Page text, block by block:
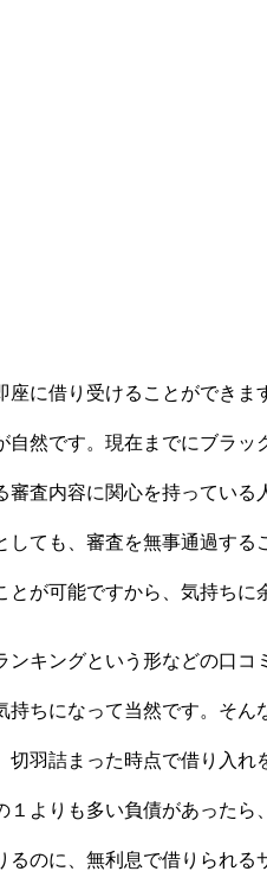
に借り受けることができま
然です。現在までにブラッ
査内容に関心を持っている
ても、審査を無事通過する
が可能ですから、気持ちに
キングという形などの口コ
ちになって当然です。そん
羽詰まった時点で借り入れ
よりも多い負債があったら
のに、無利息で借りられる